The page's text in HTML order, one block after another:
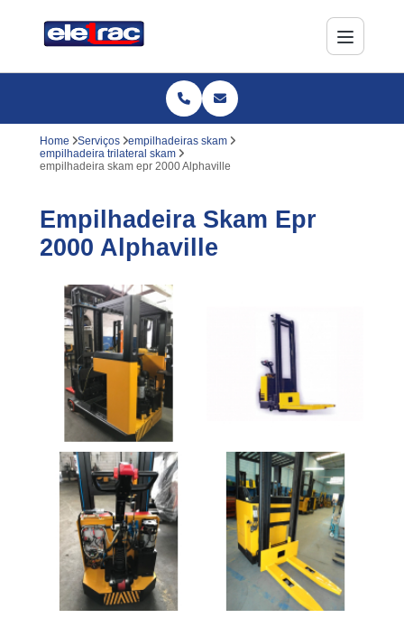
Home Serviços
empilhadeiras skam
empilhadeira trilateral skam
empilhadeira skam epr 2000 Alphaville
Empilhadeira Skam Epr
2000 Alphaville